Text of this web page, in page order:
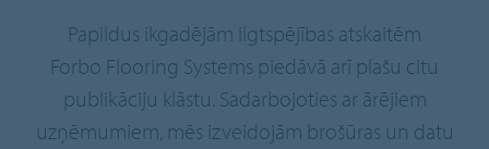
Papildus ikgadējām ilgtspējības atskaitēm
Forbo Flooring Systems piedāvā arī plašu citu
publikāciju klāstu. Sadarbojoties ar ārējiem
uzņēmumiem, mēs izveidojām brošūras un datu